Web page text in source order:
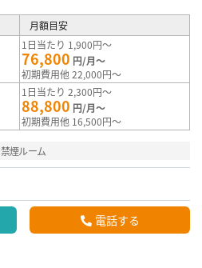
月額目安
1日当たり 1,900円～
76,800 円/月～
初期費用他 22,000円～
1日当たり 2,300円～
88,800 円/月～
初期費用他 16,500円～
禁煙ルーム
電話する